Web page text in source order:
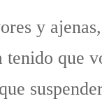
y
tenido que